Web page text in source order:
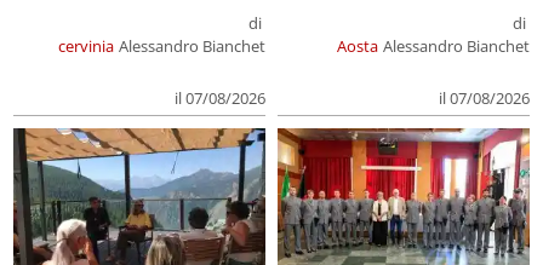
cervinia
di
Alessandro Bianchet
il 07/08/2026
Aosta
di
Alessandro Bianchet
il 07/08/2026